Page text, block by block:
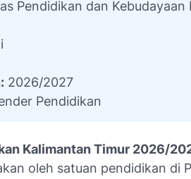
Pendidikan dan
2026/2027
Pendidikan
Kalimantan Timur 2026/
oleh satuan pendidikan di